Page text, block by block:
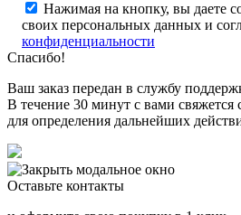
Нажимая на кнопку, вы даете
своих персональных данных и
конфиденциальности
Спасибо!
Ваш заказ передан в службу
В течение 30 минут с вами свяжется
для определения дальнейших
Оставьте контакты